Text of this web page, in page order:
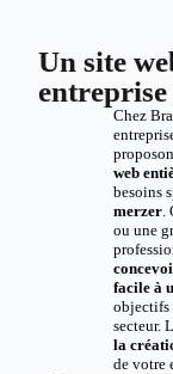
Un site
Chez
web
besoins
merzer.
ou une
facile à
objectifs
secteur.
la
de votre